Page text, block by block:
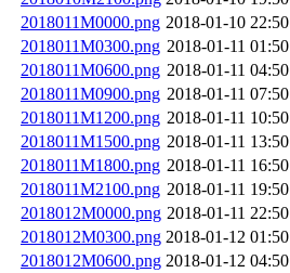
2018011M0000.png 2018-01-10 22:50
2018011M0300.png 2018-01-11 01:50
2018011M0600.png 2018-01-11 04:50
2018011M0900.png 2018-01-11 07:50
2018011M1200.png 2018-01-11 10:50
2018011M1500.png 2018-01-11 13:50
2018011M1800.png 2018-01-11 16:50
2018011M2100.png 2018-01-11 19:50
2018012M0000.png 2018-01-11 22:50
2018012M0300.png 2018-01-12 01:50
2018012M0600.png 2018-01-12 04:50